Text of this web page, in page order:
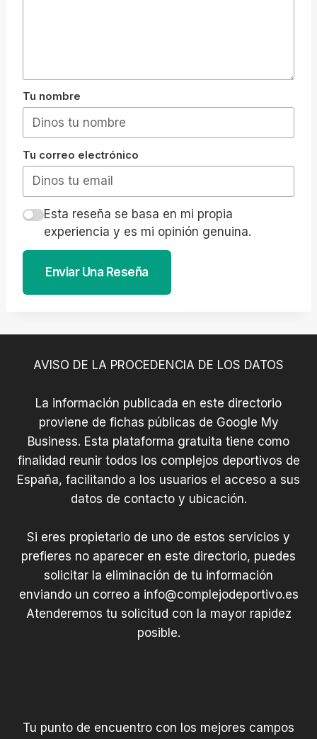
Tu nombre
Tu correo electrónico
Esta reseña se basa en mi propia
experiencia y es mi opinión genuina.
Enviar Una Reseña
AVISO DE LA PROCEDENCIA DE LOS DATOS
La información publicada en este directorio
proviene de fichas públicas de Google My
Business. Esta plataforma gratuita tiene como
finalidad reunir todos los complejos deportivos de
España, facilitando a los usuarios el acceso a sus
datos de contacto y ubicación.
Si eres propietario de uno de estos servicios y
prefieres no aparecer en este directorio, puedes
solicitar la eliminación de tu información
enviando un correo a info@complejodeportivo.es
Atenderemos tu solicitud con la mayor rapidez
posible.
Tu punto de encuentro con los mejores campos